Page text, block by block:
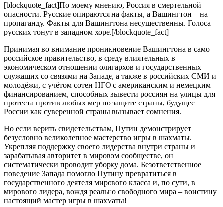
[blockquote_fact]По моему мнению, Россия в смертельной
опасности. Русские опираются на факты, а Вашингтон – на
пропаганду. Факты для Вашингтона несущественны. Голоса
русских тонут в западном хоре.[/blockquote_fact]
Принимая во внимание проникновение Вашингтона в само
российское правительство, в среду влиятельных в
экономическом отношении олигархов и государственных
служащих со связями на Западе, а также в российских СМИ и
молодёжи, с учётом сотен НГО с американским и немецким
финансированием, способных вывести россиян на улицы для
протеста против любых мер по защите страны, будущее
России как суверенной страны вызывает сомнения.
Но если верить свидетельствам, Путин демонстрирует
безусловно великолепное мастерство игры в шахматы.
Укрепляя поддержку своего лидерства внутри страны и
зарабатывая авторитет в мировом сообществе, он
систематически проводит уборку дома. Безответственное
поведение Запада помогло Путину превратиться в
государственного деятеля мирового класса и, по сути, в
мирового лидера, вождя реально свободного мира – воистину
настоящий мастер игры в шахматы!